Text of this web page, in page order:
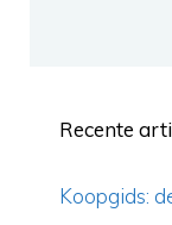
Recente
Koopgids: